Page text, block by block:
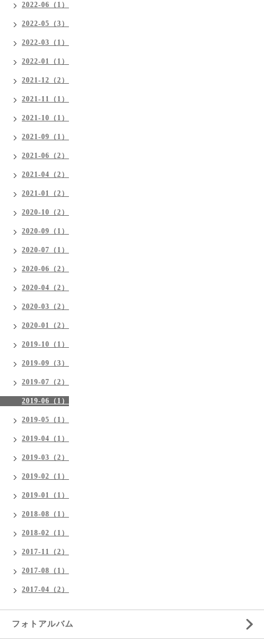
2022-06（1）
2022-05（3）
2022-03（1）
2022-01（1）
2021-12（2）
2021-11（1）
2021-10（1）
2021-09（1）
2021-06（2）
2021-04（2）
2021-01（2）
2020-10（2）
2020-09（1）
2020-07（1）
2020-06（2）
2020-04（2）
2020-03（2）
2020-01（2）
2019-10（1）
2019-09（3）
2019-07（2）
2019-06（1）
2019-05（1）
2019-04（1）
2019-03（2）
2019-02（1）
2019-01（1）
2018-08（1）
2018-02（1）
2017-11（2）
2017-08（1）
2017-04（2）
フォトアルバム